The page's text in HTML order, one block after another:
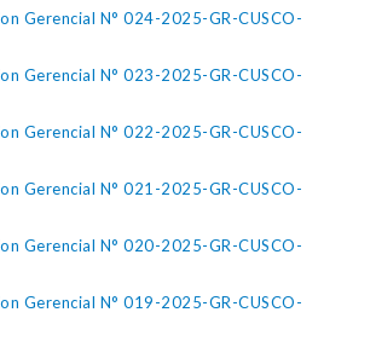
Gerencial N° 024-2025-GR-CUSCO-
Gerencial N° 023-2025-GR-CUSCO-
Gerencial N° 022-2025-GR-CUSCO-
Gerencial N° 021-2025-GR-CUSCO-
Gerencial N° 020-2025-GR-CUSCO-
Gerencial N° 019-2025-GR-CUSCO-